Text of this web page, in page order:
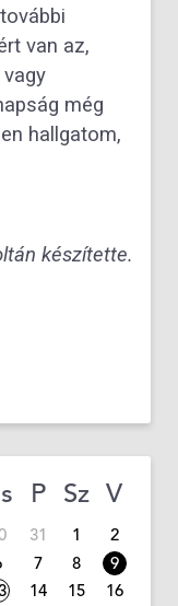
van az,
még
hallgatom,
készítette.
P Sz V
31 1
2
7 8
9
14 15
16